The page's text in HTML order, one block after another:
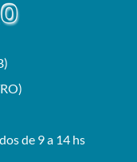
de 9 a 14 hs